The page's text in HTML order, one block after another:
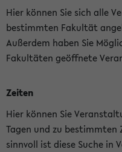
Hier können Sie sich alle
bestimmten Fakultät
Außerdem haben Sie
Fakultäten geöffnete
Zeiten
Hier können Sie
Tagen und zu
sinnvoll ist diese Suche in